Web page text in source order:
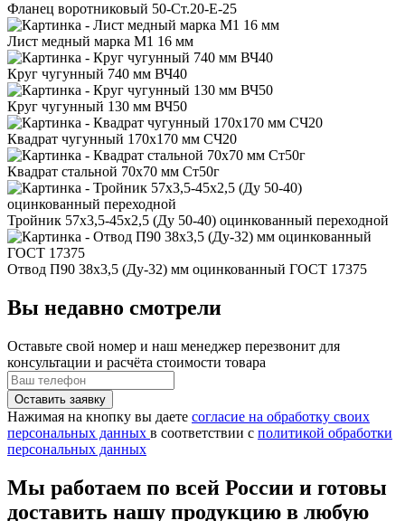
Фланец воротниковый 50-Ст.20-Е-25
Лист медный марка М1 16 мм
Круг чугунный 740 мм ВЧ40
Круг чугунный 130 мм ВЧ50
Квадрат чугунный 170x170 мм СЧ20
Квадрат стальной 70x70 мм Ст50г
Тройник 57x3,5-45x2,5 (Ду 50-40) оцинкованный переходной
Отвод П90 38x3,5 (Ду-32) мм оцинкованный ГОСТ 17375
Вы недавно смотрели
Оставьте свой номер и наш менеджер перезвонит для
консультации и расчёта стоимости товара
Нажимая на кнопку вы даете согласие на обработку своих
персональных данных в соответствии с политикой обработки
персональных данных
Мы работаем по всей России и готовы
доставить нашу продукцию в любую